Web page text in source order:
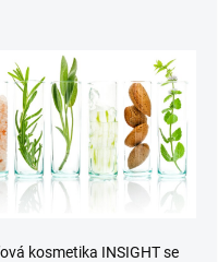
kosmetika INSIGHT se